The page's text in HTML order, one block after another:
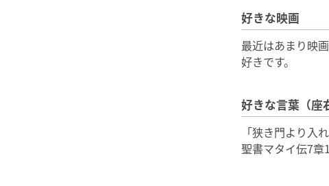
好きな映画
最近はあまり映
好きです。
好きな言葉（座
「狭き門より入
聖書マタイ伝7章